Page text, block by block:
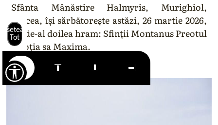
Sfânta Mânăstire Halmyris, Murighiol,
Tulcea, își sărbătorește astăzi, 26 martie 2026,
cel de-al doilea hram: Sfinții Montanus Preotul
și soția sa Maxima.
Tot